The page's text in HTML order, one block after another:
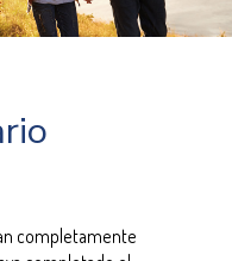
completamente